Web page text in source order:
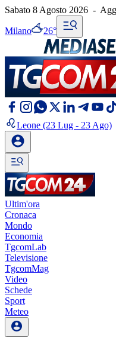
Sabato 8 Agosto 2026 -
Milano 26°
Leone (23 Lug - 23 Ago)
Ultim'ora
Cronaca
Mondo
Economia
TgcomLab
Televisione
TgcomMag
Video
Schede
Sport
Meteo